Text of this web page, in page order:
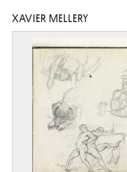
XAVIER MELLERY